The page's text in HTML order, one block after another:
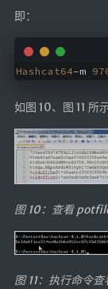
即：
Hashcat64-m
如图 10、图 11 所
图 10：查看
图 11：执行命令